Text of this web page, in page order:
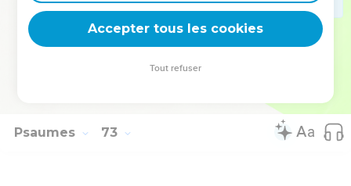
même exposait, sous forme de prière, la vision grandiose de
la royauté idéale, telle qu'il l'entrevoyait.
Psaumes 73
Accepter tous les cookies
Tout refuser